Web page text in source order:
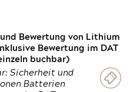
Bewertung von Lithium
Bewertung im DAT
buchbar)
Sicherheit und
Batterien